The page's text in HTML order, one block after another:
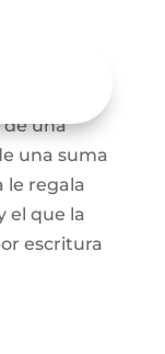
que una
de una
una suma
le regala
el que la
escritura